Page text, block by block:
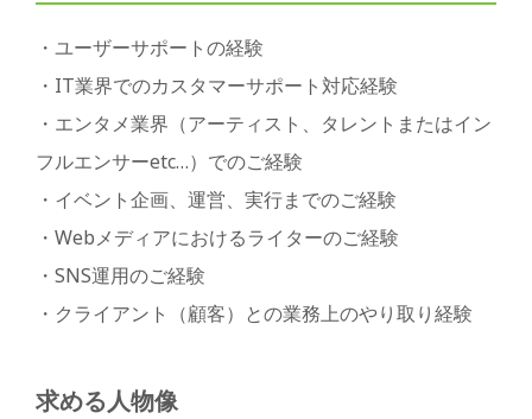
・ユーザーサポートの経験
・IT業界でのカスタマーサポート対応経験
・エンタメ業界（アーティスト、タレントまたはイン
フルエンサーetc…）でのご経験
・イベント企画、運営、実行までのご経験
・Webメディアにおけるライターのご経験
・SNS運用のご経験
・クライアント（顧客）との業務上のやり取り経験
求める人物像